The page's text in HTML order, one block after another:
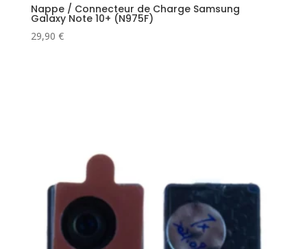
Nappe / Connecteur de Charge Samsung
Galaxy Note 10+ (N975F)
29,90 €